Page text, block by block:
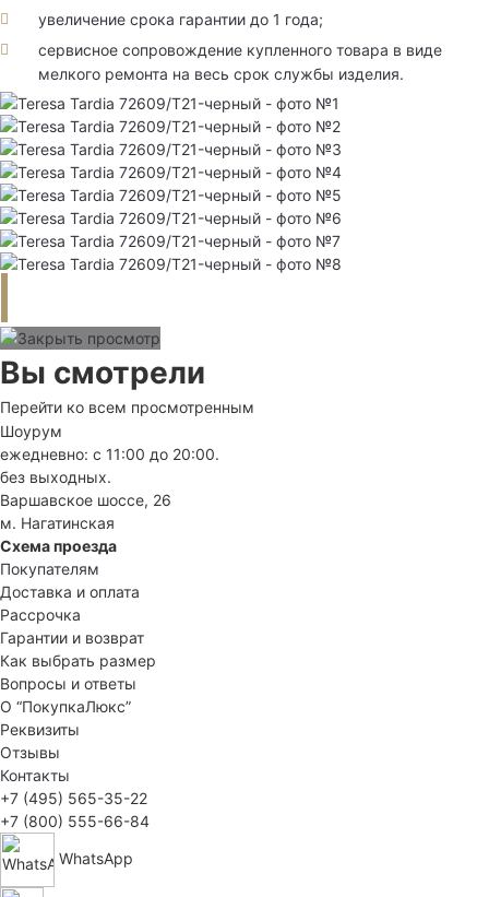
увеличение срока гарантии до 1 года;
сервисное сопровождение купленного товара в виде
мелкого ремонта на весь срок службы изделия.
Вы смотрели
Перейти ко всем просмотренным
Шоурум
ежедневно: с 11:00 до 20:00.
без выходных.
Варшавское шоссе, 26
м. Нагатинская
Схема проезда
Покупателям
Доставка и оплата
Рассрочка
Гарантии и возврат
Как выбрать размер
Вопросы и ответы
О “ПокупкаЛюкс”
Реквизиты
Отзывы
Контакты
+7 (495) 565-35-22
+7 (800) 555-66-84
WhatsApp